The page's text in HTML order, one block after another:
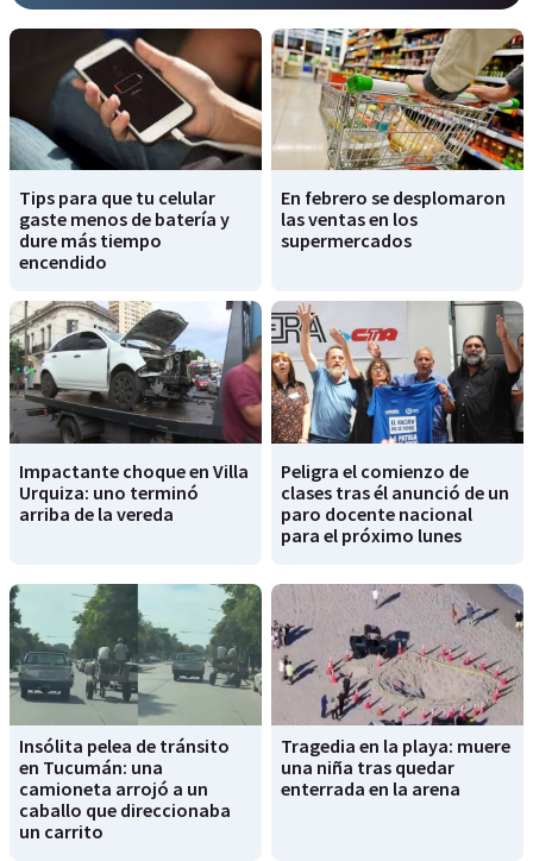
Tips para que tu celular
gaste menos de batería y
dure más tiempo
encendido
En febrero se desplomaron
las ventas en los
supermercados
Impactante choque en Villa
Urquiza: uno terminó
arriba de la vereda
Peligra el comienzo de
clases tras él anunció de un
paro docente nacional
para el próximo lunes
Insólita pelea de tránsito
en Tucumán: una
camioneta arrojó a un
caballo que direccionaba
un carrito
Tragedia en la playa: muere
una niña tras quedar
enterrada en la arena